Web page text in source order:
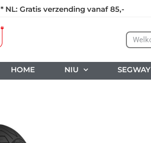
* NL: Gratis verzending vanaf 85,-
HOME NIU SEGWAY